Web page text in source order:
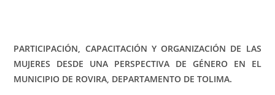
PARTICIPACIÓN, CAPACITACIÓN Y ORGANIZACIÓN DE LAS
MUJERES DESDE UNA PERSPECTIVA DE GÉNERO EN EL
MUNICIPIO DE ROVIRA, DEPARTAMENTO DE TOLIMA.